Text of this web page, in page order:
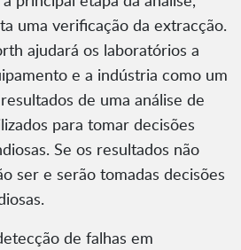
uma verificação da extracção.
ajudará os laboratórios a
e a indústria como um
de uma análise de
para tomar decisões
Se os resultados não
ser e serão tomadas decisões
de falhas em